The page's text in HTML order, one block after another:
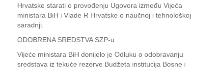
Hrvatske starati o provođenju Ugovora između Vijeća
ministara BiH i Vlade R Hrvatske o naučnoj i tehnološkoj
saradnji.
ODOBRENA SREDSTVA SZP-u
Vijeće ministara BiH donijelo je Odluku o odobravanju
sredstava iz tekuće rezerve Budžeta institucija Bosne i